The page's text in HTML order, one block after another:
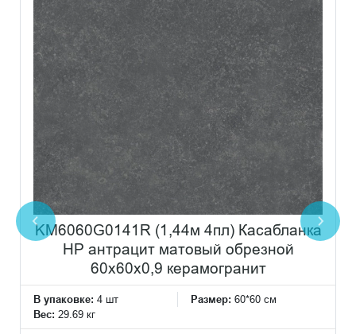
KM6060G0141R (1,44м 4пл) Касабланка
HP антрацит матовый обрезной
60x60x0,9 керамогранит
В упаковке: 4 шт Размер: 60*60 см
Вес: 29.69 кг